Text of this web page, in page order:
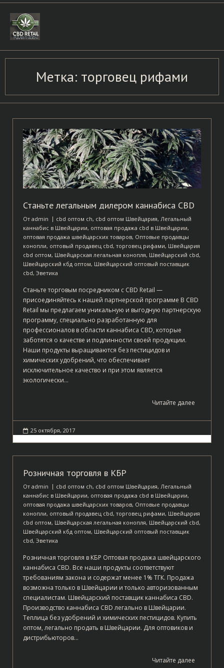
Skip
content
Метка: торговец рифами
Станьте легальным дилером каннабиса CBD
От admin cbd оптом ch, cbd оптом Швейцария, Легальный
каннабис в Швейцарии, оптовая продажа cbd в Швейцарии,
оптовая продажа швейцарских товаров, Оптовые продавцы
конопли, оптовый продавец cbd, торговец рифами, Швейцария
cbd оптом, Швейцарская легальная конопля, Швейцарский cbd,
Швейцарский кбд оптом, Швейцарский оптовый поставщик
cbd, Эветика
Станьте торговым посредником с CBD Retail —
присоединяйтесь к нашей партнерской программе В CBD
Retail мы предлагаем уникальную и выгодную партнерскую
программу, специально разработанную для
профессионалов в области каннабиса CBD, которые
заботятся о качестве и подлинности своей продукции.
Наши продукты выращиваются без пестицидов и
химических удобрений, что обеспечивает
исключительное качество и при этом является
экологически…
Читайте далее
25 октября, 2017
Розничная торговля в КБР
От admin cbd оптом ch, cbd оптом Швейцария, Легальный
каннабис в Швейцарии, оптовая продажа cbd в Швейцарии,
оптовая продажа швейцарских товаров, Оптовые продавцы
конопли, оптовый продавец cbd, торговец рифами, Швейцария
cbd оптом, Швейцарская легальная конопля, Швейцарский cbd,
Швейцарский кбд оптом, Швейцарский оптовый поставщик
cbd, Эветика
Розничная торговля в КБР Оптовая продажа швейцарского
каннабиса CBD. Все наши продукты соответствуют
требованиям закона и содержат менее 1% ТГК. Продажа
возможна только в Швейцарии и только авторизованным
специалистам. Швейцарский поставщик каннабиса CBD.
Производство каннабиса CBD легально в Швейцарии.
Теплица без удобрений и химических пестицидов. Купить
оптом, легально продать в Швейцарии. Для оптовиков и
дистрибьюторов…
Читайте далее